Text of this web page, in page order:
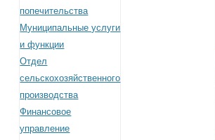
попечительства
Муниципальные услуги
и функции
Отдел
сельскохозяйственного
производства
Финансовое
управление